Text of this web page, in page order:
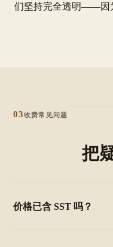
们坚持完全透明——因
03收费常见问题
把
价格已含 SST 吗？